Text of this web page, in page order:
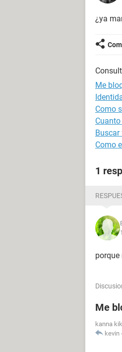
¿ya
Me
Como
Como
1
Me
kanna
kevin